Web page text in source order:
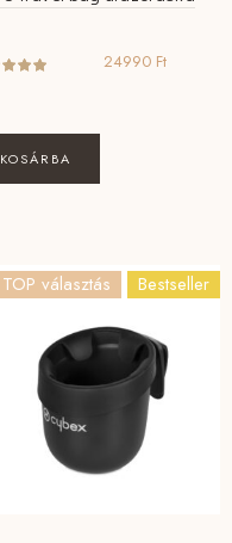
24990 Ft
KOSÁRBA
TOP választás Bestseller